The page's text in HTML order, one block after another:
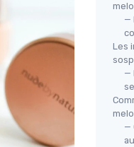
—
Les
—
—